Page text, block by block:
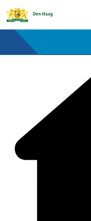
Bronnen en collecties